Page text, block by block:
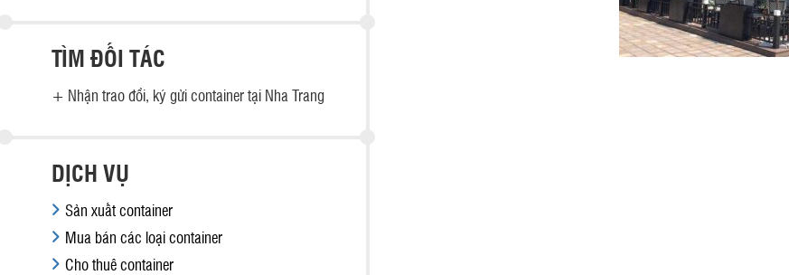
TÌM ĐỐI TÁC
+ Nhận trao đổi, ký gửi container tại Nha Trang
DỊCH VỤ
Sản xuất container
Mua bán các loại container
Cho thuê container